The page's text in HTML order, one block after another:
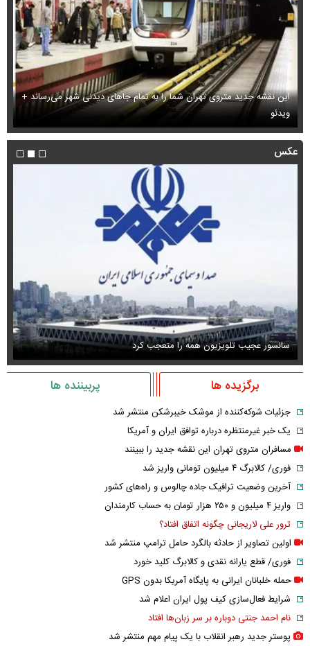
این نقشه جدید متروی تهران شما را به تمام جاهای دیدنی شهر می‌رساند +
ویدئو
عکس
سانسور عجیب تلویزیون همه را متعجب کرد
برگزیده ها پربیننده ها
جزئیات شوکه‌کننده از موشک خیبرشکن منتشر شد
یک خبر غیرمنتظره درباره توافق ایران و آمریکا
مسافران متروی تهران این نقشه جدید را ببینند
فوری/ کالابرگ ۴ میلیون تومانی واریز شد
آخرین وضعیت ترافیک جاده چالوس و راه‌های کشور
واریز ۴ میلیون و ۲۵۰ هزار تومان به حساب کارمندان
ترور علی لاریجانی چگونه اتفاق افتاد؟
اولین تصاویر از حادثه بالگرد حامل ترامپ منتشر شد
فوری/ قطع یارانه نقدی و کالابرگ کلید خورد
حمله خلبانان ایرانی به پایگاه آمریکا بدون GPS
شرایط فعال‌سازی کیف پول ایران اعلام شد
نام احمد جنتی دوباره بر سر زبان‌ها افتاد
پوستر جدید رهبر انقلاب با یک پیام مهم منتشر شد